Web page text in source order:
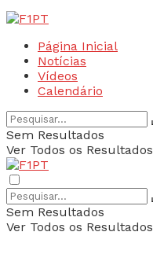
Página Inicial
Notícias
Vídeos
Calendário
Sem Resultados
Ver Todos os Resultados
Sem Resultados
Ver Todos os Resultados